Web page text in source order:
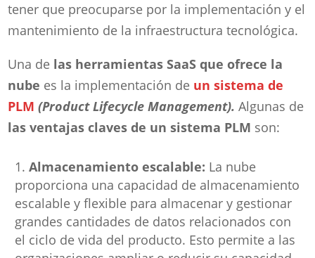
tener que preocuparse por la implementación y el
mantenimiento de la infraestructura tecnológica.
Una de las herramientas SaaS que ofrece la
nube es la implementación de un sistema de
PLM (Product Lifecycle Management). Algunas de
las ventajas claves de un sistema PLM son:
Almacenamiento escalable: La nube
proporciona una capacidad de almacenamiento
escalable y flexible para almacenar y gestionar
grandes cantidades de datos relacionados con
el ciclo de vida del producto. Esto permite a las